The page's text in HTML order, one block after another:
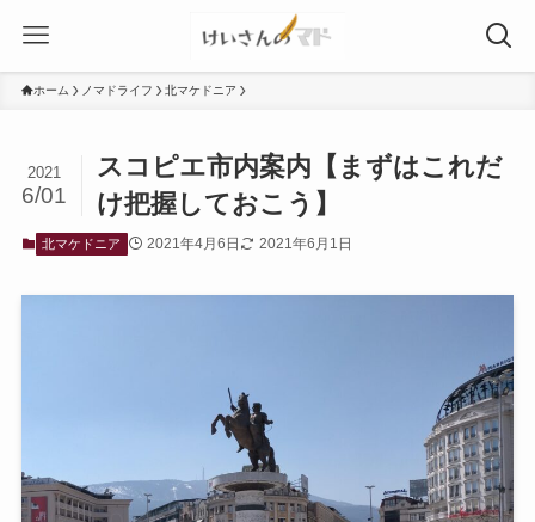
ホーム ノマドライフ 北マケドニア
スコピエ市内案内【まずはこれだ
け把握しておこう】
2021
6/01
北マケドニア 2021年4月6日 2021年6月1日